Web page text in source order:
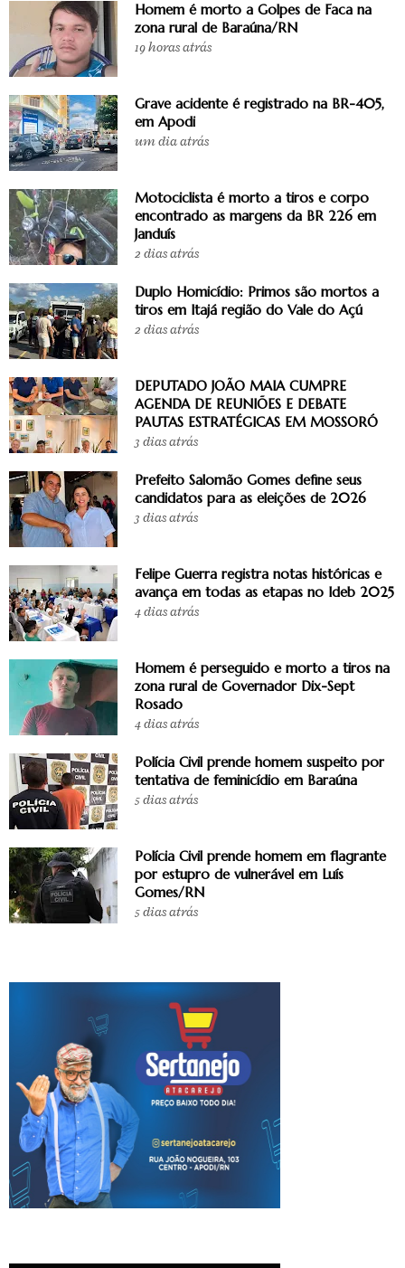
Homem é morto a Golpes de Faca na
zona rural de Baraúna/RN
19 horas atrás
Grave acidente é registrado na BR-405,
em Apodi
um dia atrás
Motociclista é morto a tiros e corpo
encontrado as margens da BR 226 em
Janduís
2 dias atrás
Duplo Homicídio: Primos são mortos a
tiros em Itajá região do Vale do Açú
2 dias atrás
DEPUTADO JOÃO MAIA CUMPRE
AGENDA DE REUNIÕES E DEBATE
PAUTAS ESTRATÉGICAS EM MOSSORÓ
3 dias atrás
Prefeito Salomão Gomes define seus
candidatos para as eleições de 2026
3 dias atrás
Felipe Guerra registra notas históricas e
avança em todas as etapas no Ideb 2025
4 dias atrás
Homem é perseguido e morto a tiros na
zona rural de Governador Dix-Sept
Rosado
4 dias atrás
Polícia Civil prende homem suspeito por
tentativa de feminicídio em Baraúna
5 dias atrás
Polícia Civil prende homem em flagrante
por estupro de vulnerável em Luís
Gomes/RN
5 dias atrás